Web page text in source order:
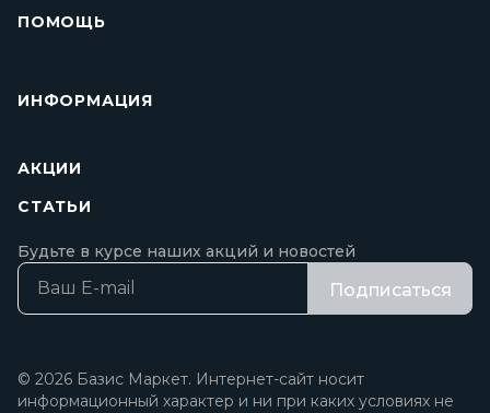
ПОМОЩЬ
ИНФОРМАЦИЯ
АКЦИИ
СТАТЬИ
Будьте в курсе наших акций и новостей
Подписаться
© 2026 Базис Маркет. Интернет-сайт носит
информационный характер и ни при каких условиях не